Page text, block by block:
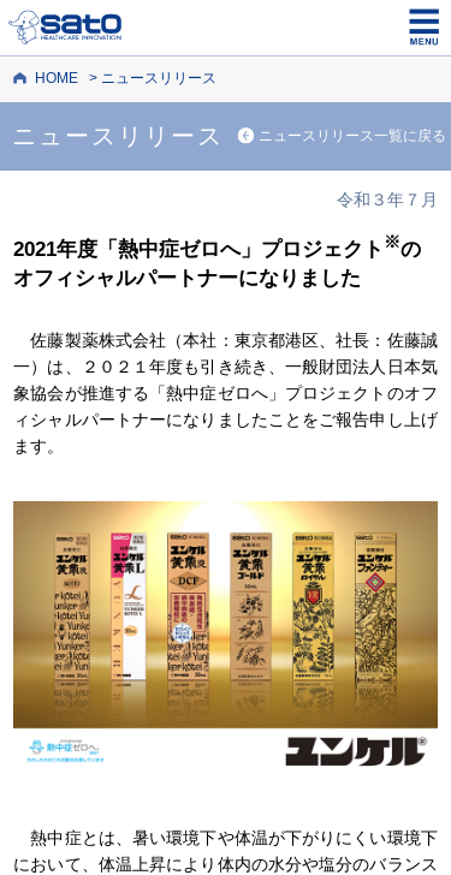
HOME ニュースリリース
ニュースリリース ニュースリリース一覧に戻る
令和３年７月
2021年度「熱中症ゼロへ」プロジェクト ※の
オフィシャルパートナーになりました
佐藤製薬株式会社（本社：東京都港区、社長：佐藤誠
一）は、２０２１年度も引き続き、一般財団法人日本気
象協会が推進する「熱中症ゼロへ」プロジェクトのオフ
ィシャルパートナーになりましたことをご報告申し上げ
ます。
熱中症とは、暑い環境下や体温が下がりにくい環境下
において、体温上昇により体内の水分や塩分のバランス